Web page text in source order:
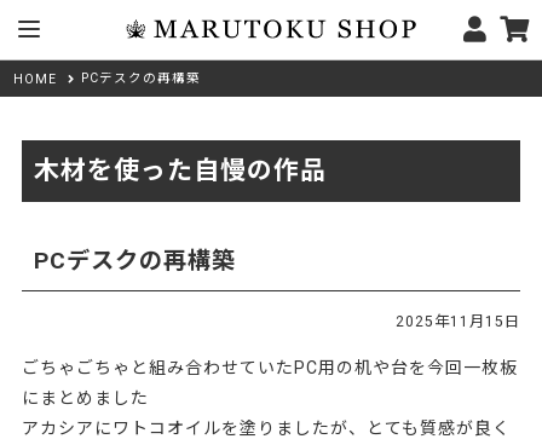
HOME PCデスクの再構築
木材を使った自慢の作品
PCデスクの再構築
2025年11月15日
ごちゃごちゃと組み合わせていたPC用の机や台を今回一枚板
にまとめました
アカシアにワトコオイルを塗りましたが、とても質感が良く